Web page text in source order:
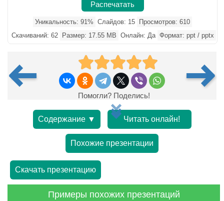
Распечатать
Уникальность: 91% Слайдов: 15
Просмотров: 610
Скачиваний: 62
Размер: 17.55 MB Онлайн: Да Формат: ppt / pptx
Помогли? Поделись!
Содержание ▼ Читать онлайн!
Похожие презентации
Скачать презентацию
Примеры похожих презентаций